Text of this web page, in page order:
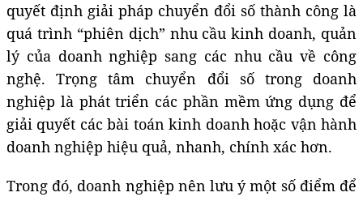
quyết định giải pháp chuyển đổi số thành công là
quá trình “phiên dịch” nhu cầu kinh doanh, quản
lý của doanh nghiệp sang các nhu cầu về công
nghệ. Trọng tâm chuyển đổi số trong doanh
nghiệp là phát triển các phần mềm ứng dụng để
giải quyết các bài toán kinh doanh hoặc vận hành
doanh nghiệp hiệu quả, nhanh, chính xác hơn.
Trong đó, doanh nghiệp nên lưu ý một số điểm để